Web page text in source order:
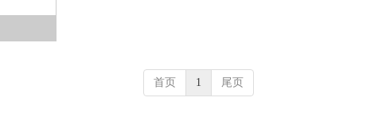
首页 1 尾页